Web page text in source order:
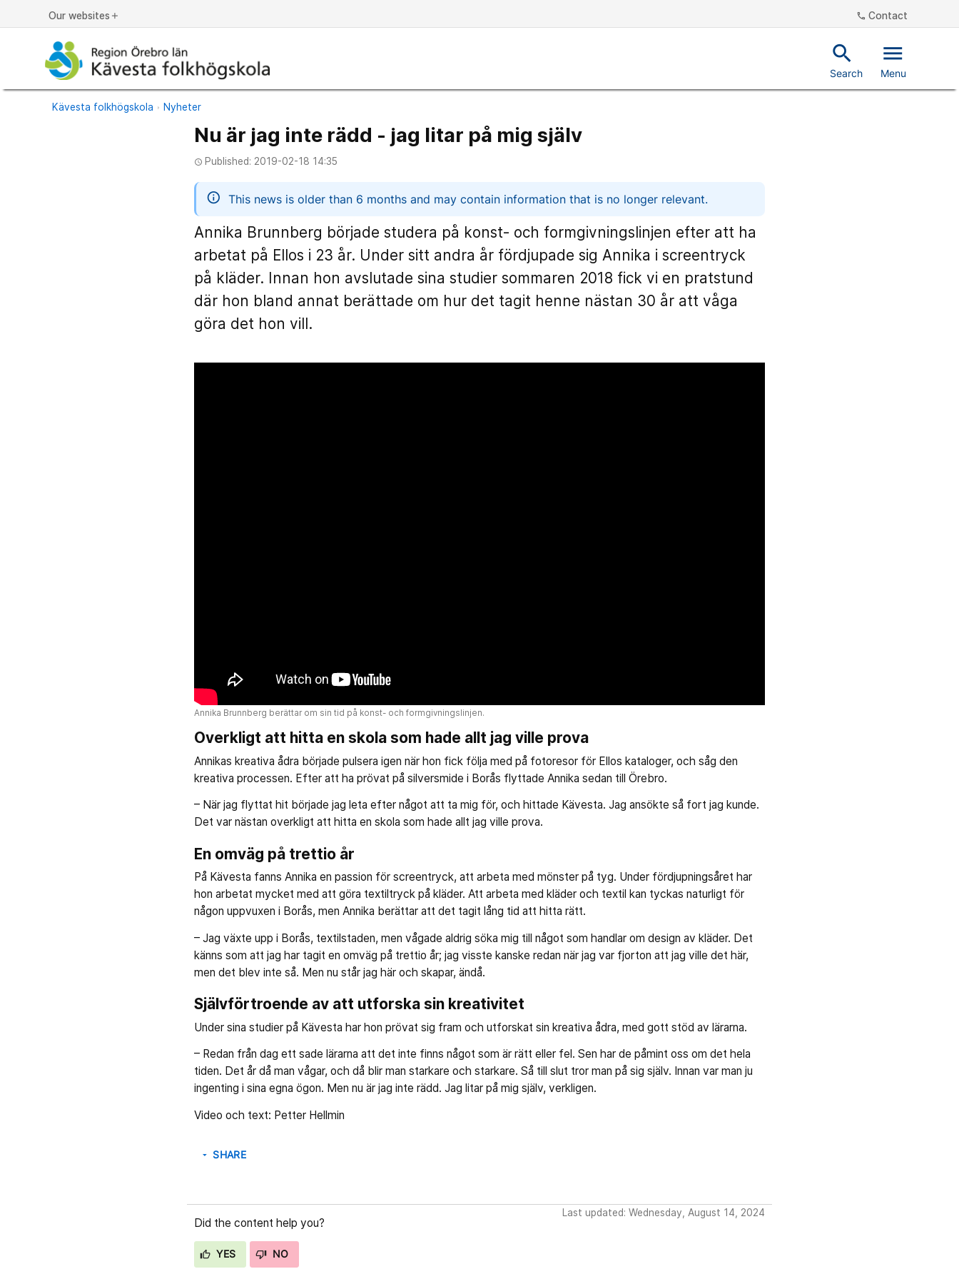
Our websites add phone Contact
search
Search
menu
Menu
Kävesta folkhögskola Nyheter
Nu är jag inte rädd - jag litar på mig själv
access_time Published: 2019-02-18 14:35
information
This news is older than 6 months and may contain information that is no longer relevant.
Annika Brunnberg började studera på konst- och formgivningslinjen efter att ha
arbetat på Ellos i 23 år. Under sitt andra år fördjupade sig Annika i screentryck
på kläder. Innan hon avslutade sina studier sommaren 2018 fick vi en pratstund
där hon bland annat berättade om hur det tagit henne nästan 30 år att våga
göra det hon vill.
Annika Brunnberg berättar om sin tid på konst- och formgivningslinjen.
Overkligt att hitta en skola som hade allt jag ville prova
Annikas kreativa ådra började pulsera igen när hon fick följa med på fotoresor för Ellos kataloger, och såg den
kreativa processen. Efter att ha prövat på silversmide i Borås flyttade Annika sedan till Örebro.
– När jag flyttat hit började jag leta efter något att ta mig för, och hittade Kävesta. Jag ansökte så fort jag kunde.
Det var nästan overkligt att hitta en skola som hade allt jag ville prova.
En omväg på trettio år
På Kävesta fanns Annika en passion för screentryck, att arbeta med mönster på tyg. Under fördjupningsåret har
hon arbetat mycket med att göra textiltryck på kläder. Att arbeta med kläder och textil kan tyckas naturligt för
någon uppvuxen i Borås, men Annika berättar att det tagit lång tid att hitta rätt.
– Jag växte upp i Borås, textilstaden, men vågade aldrig söka mig till något som handlar om design av kläder. Det
känns som att jag har tagit en omväg på trettio år; jag visste kanske redan när jag var fjorton att jag ville det här,
men det blev inte så. Men nu står jag här och skapar, ändå.
Självförtroende av att utforska sin kreativitet
Under sina studier på Kävesta har hon prövat sig fram och utforskat sin kreativa ådra, med gott stöd av lärarna.
– Redan från dag ett sade lärarna att det inte finns något som är rätt eller fel. Sen har de påmint oss om det hela
tiden. Det år då man vågar, och då blir man starkare och starkare. Så till slut tror man på sig själv. Innan var man ju
ingenting i sina egna ögon. Men nu är jag inte rädd. Jag litar på mig själv, verkligen.
Video och text: Petter Hellmin
arrow_drop_down SHARE
Did the content help you?
YES NO
Last updated: Wednesday, August 14, 2024